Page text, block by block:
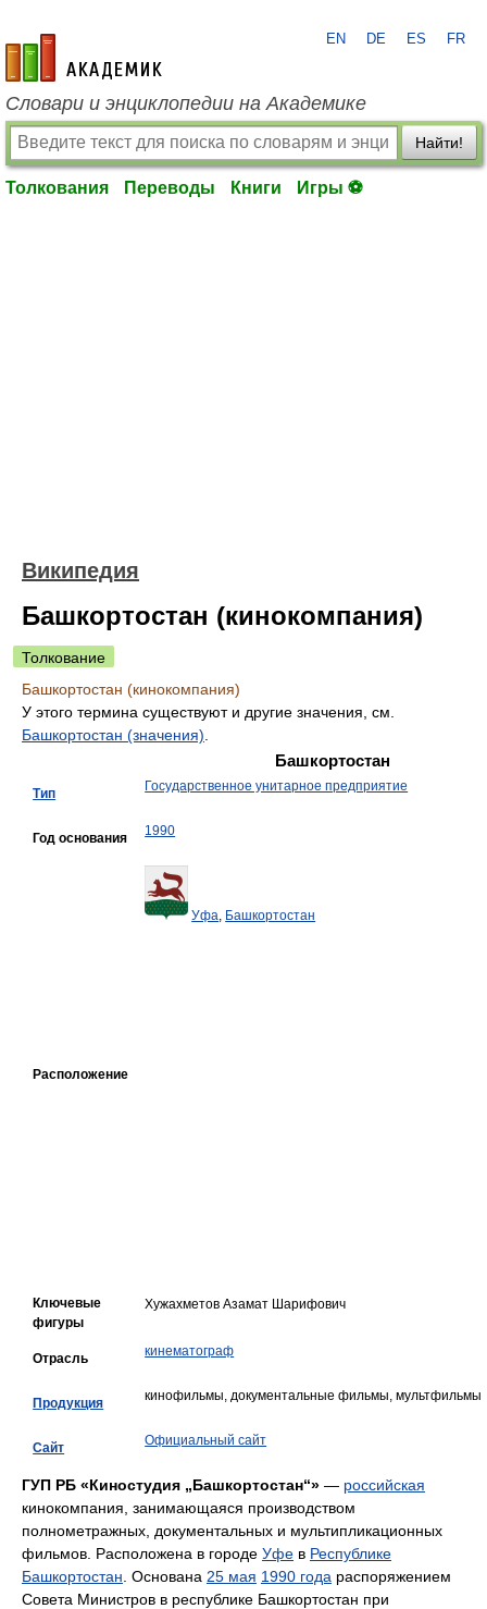
academic.ru
EN DE ES FR
Словари и энциклопедии на Академике
Найти!
Толкования Переводы Книги Игры ⚽
Википедия
Башкортостан (кинокомпания)
Толкование
Башкортостан (кинокомпания)
У этого термина существуют и другие значения, см.
Башкортостан (значения)
Башкортостан
Тип Государственное унитарное предприятие
Год основания 1990
Расположение
Уфа, Башкортостан
Ключевые
фигуры
Хужахметов Азамат Шарифович
Отрасль кинематограф
Продукция кинофильмы, документальные фильмы, мультфильмы
Сайт Официальный сайт
ГУП РБ «Киностудия „Башкортостан“» — российская
кинокомпания, занимающаяся производством
полнометражных, документальных и мультипликационных
фильмов. Расположена в городе Уфе в Республике
Башкортостан . Основана 25 мая 1990 года распоряжением
Совета Министров в республике Башкортостан при